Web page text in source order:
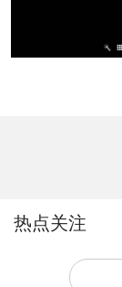
热点关注